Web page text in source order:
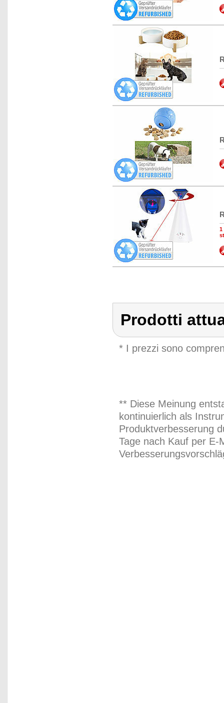
1
Prodotti
* I prezzi sono
** Diese Meinung
kontinuierlich als
Produktverbesserung
Tage nach Kauf per E-